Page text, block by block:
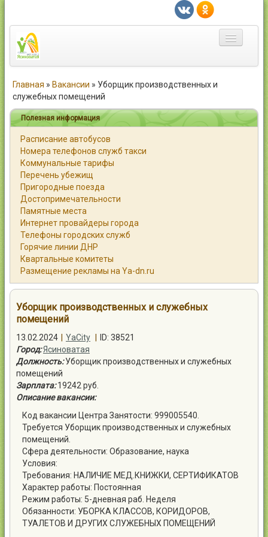
Статьи
Каталог
Справочник
Работа
Объявления
Помощь
Главная » Вакансии » Уборщик производственных и
служебных помещений
Полезная информация
Расписание автобусов
Номера телефонов служб такси
Коммунальные тарифы
Перечень убежищ
Пригородные поезда
Достопримечательности
Памятные места
Интернет провайдеры города
Телефоны городских служб
Горячие линии ДНР
Квартальные комитеты
Размещение рекламы на Ya-dn.ru
Уборщик производственных и служебных
помещений
13.02.2024 YaCity
ID: 38521
Город:Ясиноватая
Должность: Уборщик производственных и служебных
помещений
Зарплата: 19242 руб.
Описание вакансии:
Код вакансии Центра Занятости: 999005540.
Требуется Уборщик производственных и служебных
помещений.
Сфера деятельности: Образование, наука
Условия:
Требования: НАЛИЧИЕ МЕД.КНИЖКИ, СЕРТИФИКАТОВ
Характер работы: Постоянная
Режим работы: 5-дневная раб. Неделя
Обязанности: УБОРКА КЛАССОВ, КОРИДОРОВ,
ТУАЛЕТОВ И ДРУГИХ СЛУЖЕБНЫХ ПОМЕЩЕНИЙ